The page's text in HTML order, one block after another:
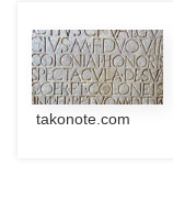
takonote.com